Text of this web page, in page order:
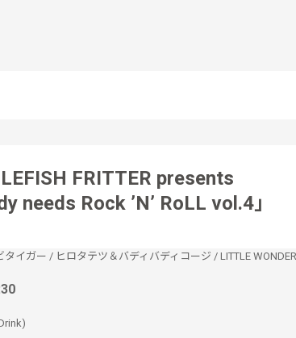
FRITTER presents
needs Rock ’N’ RoLL vol.4」
タイガー / ヒロタテツ＆バディバディコージ / LITTLE